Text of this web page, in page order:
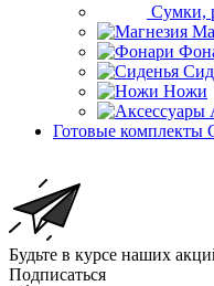
Сумки,
Ножи
Готовые комплекты
Будьте в курсе наших
Подписаться